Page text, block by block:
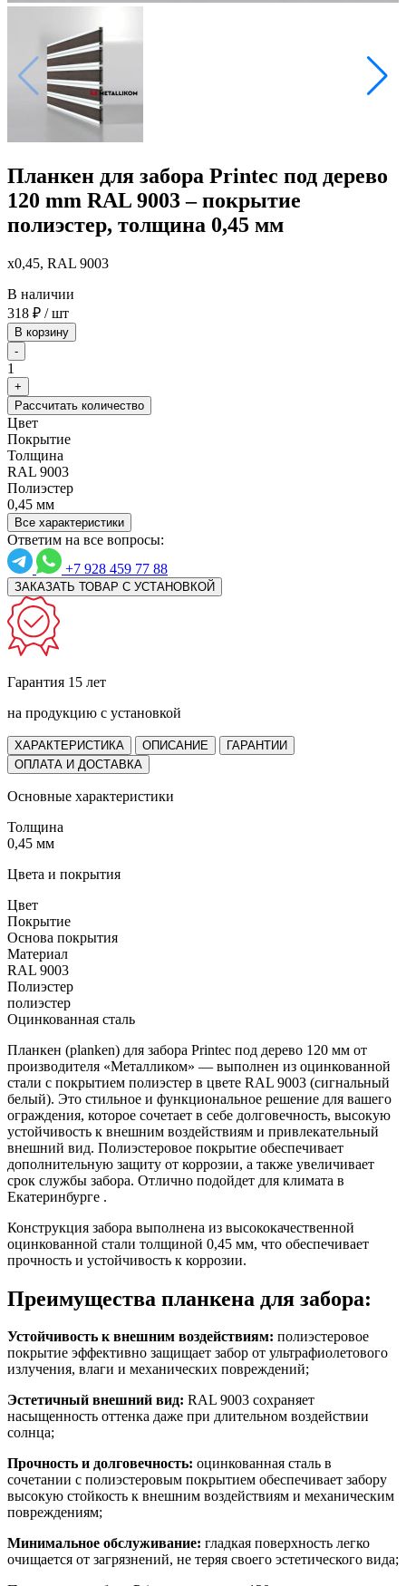
Планкен для забора Printec под дерево
120 mm RAL 9003 – покрытие
полиэстер, толщина 0,45 мм
x0,45, RAL 9003
В наличии
318 ₽ / шт
В корзину
-
1
+
Рассчитать количество
Цвет
Покрытие
Толщина
RAL 9003
Полиэстер
0,45 мм
Все характеристики
Ответим на все вопросы:
+7 928 459 77 88
ЗАКАЗАТЬ ТОВАР С УСТАНОВКОЙ
Гарантия 15 лет
на продукцию с установкой
ХАРАКТЕРИСТИКА ОПИСАНИЕ
ГАРАНТИИ
ОПЛАТА И ДОСТАВКА
Основные характеристики
Толщина
0,45 мм
Цвета и покрытия
Цвет
Покрытие
Основа покрытия
Материал
RAL 9003
Полиэстер
полиэстер
Оцинкованная сталь
Планкен (planken) для забора Printec под дерево 120 мм от
производителя «Металликом» — выполнен из оцинкованной
стали с покрытием полиэстер в цвете RAL 9003 (сигнальный
белый). Это стильное и функциональное решение для вашего
ограждения, которое сочетает в себе долговечность, высокую
устойчивость к внешним воздействиям и привлекательный
внешний вид. Полиэстеровое покрытие обеспечивает
дополнительную защиту от коррозии, а также увеличивает
срок службы забора. Отлично подойдет для климата в
Екатеринбурге .
Конструкция забора выполнена из высококачественной
оцинкованной стали толщиной 0,45 мм, что обеспечивает
прочность и устойчивость к коррозии.
Преимущества планкена для забора:
Устойчивость к внешним воздействиям: полиэстеровое
покрытие эффективно защищает забор от ультрафиолетового
излучения, влаги и механических повреждений;
Эстетичный внешний вид: RAL 9003 сохраняет
насыщенность оттенка даже при длительном воздействии
солнца;
Прочность и долговечность: оцинкованная сталь в
сочетании с полиэстеровым покрытием обеспечивает забору
высокую стойкость к внешним воздействиям и механическим
повреждениям;
Минимальное обслуживание: гладкая поверхность легко
очищается от загрязнений, не теряя своего эстетического вида;